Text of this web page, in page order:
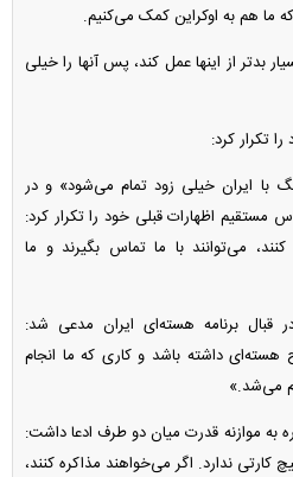
ما هم به اوکراین کمک می‌کنیم.
از اینها عمل کند، پس آنها را خیلی
تکرار کرد:
با ایران خیلی زود تمام می‌شود» و در
مستقیم اظهارات قبلی خود را تکرار کرد:
می‌توانند با ما تماس بگیرند و ما
قبال برنامه هسته‌ای ایران مدعی شد:
هسته‌ای داشته باشد و کاری که ما انجام
به موازنه قدرت میان دو طرف ادعا داشت:
کارتی ندارد. اگر می‌خواهند مذاکره کنند،